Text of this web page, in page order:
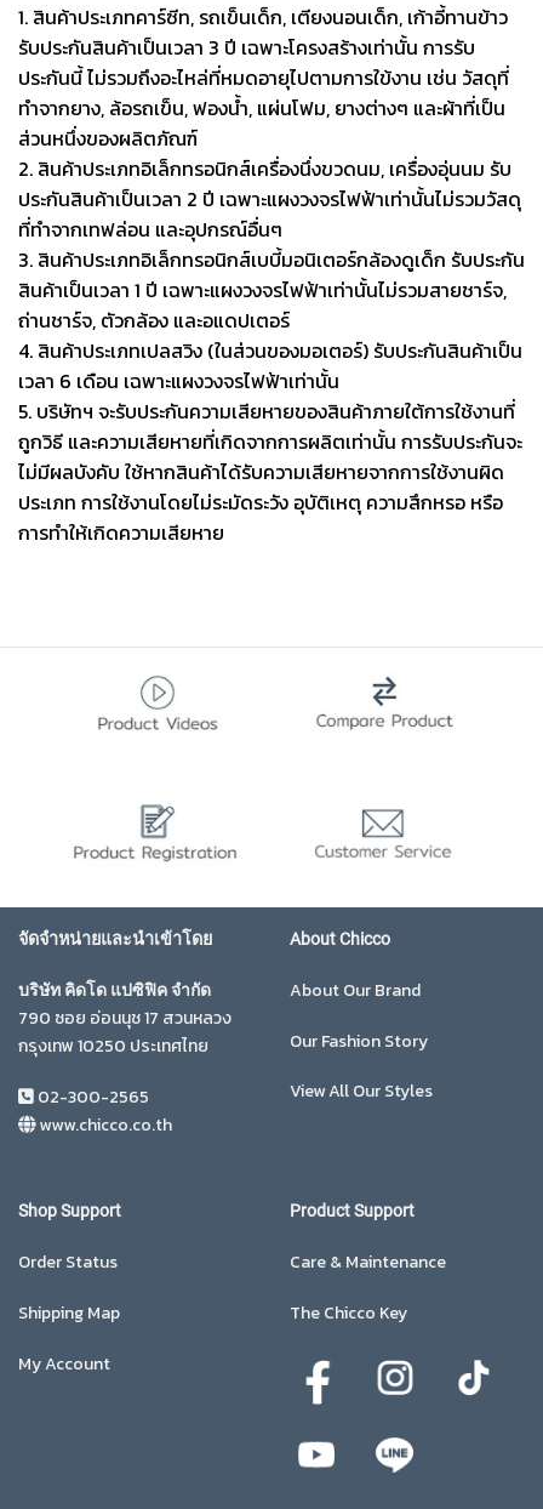
1. สินค้าประเภทคาร์ซีท, รถเข็นเด็ก, เตียงนอนเด็ก, เก้าอี้ทานข้าว
รับประกันสินค้าเป็นเวลา 3 ปี เฉพาะโครงสร้างเท่านั้น การรับ
ประกันนี้ ไม่รวมถึงอะไหล่ที่หมดอายุไปตามการใข้งาน เช่น วัสดุที่
ทำจากยาง, ล้อรถเข็น, ฟองน้ำ, แผ่นโฟม, ยางต่างๆ และผ้าที่เป็น
ส่วนหนึ่งของผลิตภัณฑ์
2. สินค้าประเภทอิเล็กทรอนิกส์เครื่องนึ่งขวดนม, เครื่องอุ่นนม รับ
ประกันสินค้าเป็นเวลา 2 ปี เฉพาะแผงวงจรไฟฟ้าเท่านั้นไม่รวมวัสดุ
ที่ทำจากเทฟล่อน และอุปกรณ์อื่นๆ
3. สินค้าประเภทอิเล็กทรอนิกส์เบบี้มอนิเตอร์กล้องดูเด็ก รับประกัน
สินค้าเป็นเวลา 1 ปี เฉพาะแผงวงจรไฟฟ้าเท่านั้นไม่รวมสายชาร์จ,
ถ่านชาร์จ, ตัวกล้อง และอแดปเตอร์
4. สินค้าประเภทเปลสวิง (ในส่วนของมอเตอร์) รับประกันสินค้าเป็น
เวลา 6 เดือน เฉพาะแผงวงจรไฟฟ้าเท่านั้น
5. บริษัทฯ จะรับประกันความเสียหายของสินค้าภายใต้การใช้งานที่
ถูกวิธี และความเสียหายที่เกิดจากการผลิตเท่านั้น การรับประกันจะ
ไม่มีผลบังคับ ใช้หากสินค้าได้รับความเสียหายจากการใช้งานผิด
ประเภท การใช้งานโดยไม่ระมัดระวัง อุบัติเหตุ ความสึกหรอ หรือ
การทำให้เกิดความเสียหาย
จัดจำหน่ายและนำเข้าโดย
บริษัท คิดโด แปซิฟิค จำกัด
790 ซอย อ่อนนุช 17 สวนหลวง
กรุงเทพ 10250 ประเทศไทย
02-300-2565
www.chicco.co.th
About Chicco
About Our Brand
Our Fashion Story
View All Our Styles
Shop Support
Order Status
Shipping Map
My Account
Product Support
Care & Maintenance
The Chicco Key